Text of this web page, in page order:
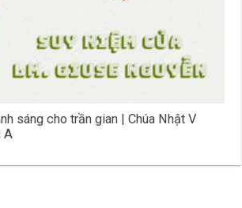
sáng cho trần gian | Chúa Nhật V
A